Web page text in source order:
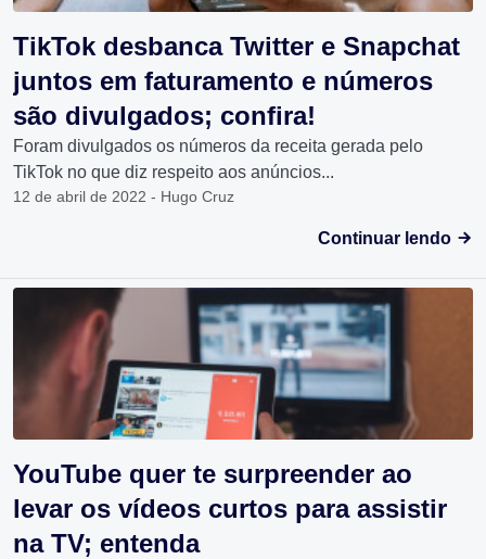
TikTok desbanca Twitter e Snapchat
juntos em faturamento e números
são divulgados; confira!
Foram divulgados os números da receita gerada pelo
TikTok no que diz respeito aos anúncios...
12 de abril de 2022 - Hugo Cruz
Continuar lendo
YouTube quer te surpreender ao
levar os vídeos curtos para assistir
na TV; entenda